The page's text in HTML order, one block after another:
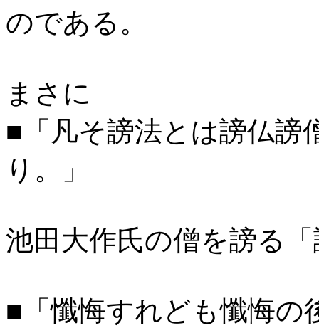
のである。
まさに
■「凡そ謗法とは謗仏謗
り。」
池田大作氏の僧を謗る
■「懺悔すれども懺悔の